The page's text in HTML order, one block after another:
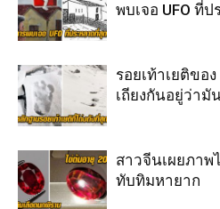
พบเจอ UFO ที่
รอยเท้าเยติขอ
เถียงกันอยู่ว่ามั
สาวจีนเผยภา
ทับทิมหายาก